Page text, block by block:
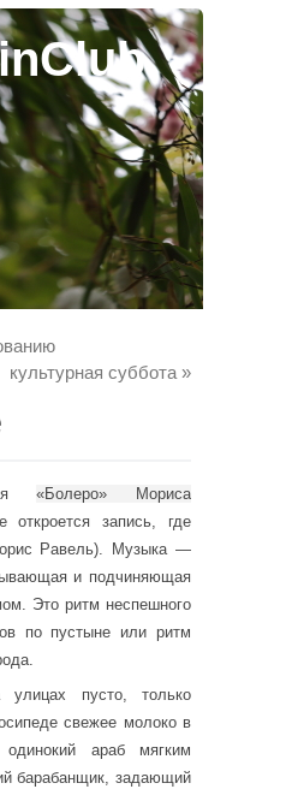
культурная суббота »
«Болеро» Мориса
откроется запись, где
Равель). Музыка —
и подчиняющая
Это ритм неспешного
по пустыне или ритм
пусто, только
свежее молоко в
араб мягким
барабанщик, задающий